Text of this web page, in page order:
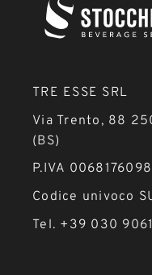
TRE ESSE SRL
Via Trento, 88
(BS)
P.IVA
Codice univoco
Tel. +39 030